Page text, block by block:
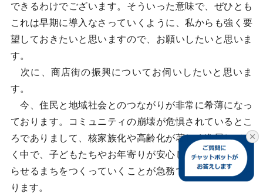
できるわけでございます。そういった意味で、ぜひとも
これは早期に導入なさっていくように、私からも強く要
望しておきたいと思いますので、お願いしたいと思いま
す。
次に、商店街の振興についてお伺いしたいと思いま
す。
今、住民と地域社会とのつながりが非常に希薄になっ
ております。コミュニティの崩壊が危惧されているとこ
ろでありまして、核家族化や高齢化が著しく進展してい
く中で、子どもたちやお年寄りが安心して生き生きと暮
らせるまちをつくっていくことが急務であると思ってお
ります。